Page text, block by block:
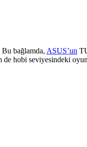
Bu bağlamda, ASUS’un
de hobi seviyesindeki